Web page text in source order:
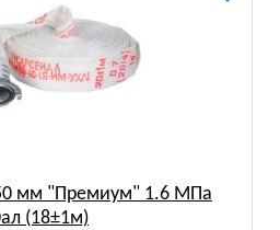
мм "Премиум" 1.6 МПа
(18±1м)